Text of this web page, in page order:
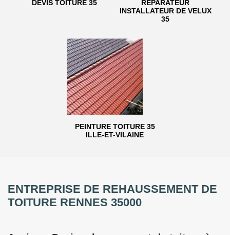
DEVIS TOITURE 35
RÉPARATEUR
INSTALLATEUR DE VELUX
35
PEINTURE TOITURE 35
ILLE-ET-VILAINE
ENTREPRISE DE REHAUSSEMENT DE
TOITURE RENNES 35000